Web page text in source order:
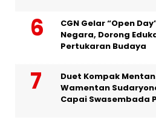
CGN Gelar “Open
Negara, Dorong
Pertukaran Budaya
Duet Kompak
Wamentan
Capai Swasembada